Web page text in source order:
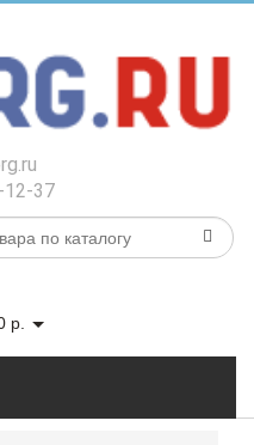
12-37
р.